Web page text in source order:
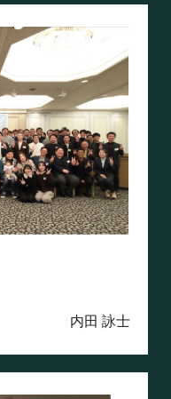
内田 詠士